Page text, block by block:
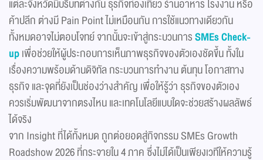
แต่ละจังหวัดมีบริบทต่างกัน ธุรกิจท่องเที่ยว ร้านอาหาร โรงงาน หรือ
ค้าปลีก ต่างมี Pain Point ไม่เหมือนกัน การใช้แนวทางเดียวกัน
ทั้งหมดอาจไม่ตอบโจทย์ จากนั้นจะเข้าสู่กระบวนการSMEs Check-
upเพื่อช่วยให้ผู้ประกอบการเห็นภาพธุรกิจของตัวเองชัดขึ้น ทั้งใน
เรื่องความพร้อมด้านดิจิทัล กระบวนการทำงาน ต้นทุน โอกาสทาง
ธุรกิจ และจุดที่ยังเป็นช่องว่างสำคัญ เพื่อให้รู้ว่า ธุรกิจของตัวเอง
ควรเริ่มพัฒนาจากตรงไหน และเทคโนโลยีแบบใดจะช่วยสร้างผลลัพธ์
ได้จริง
จาก Insight ที่ได้ทั้งหมด ถูกต่อยอดสู่กิจกรรม SMEs Growth
Roadshow 2026 ที่กระจายใน 4 ภาค ซึ่งไม่ได้เป็นเพียงเวทีให้ความรู้